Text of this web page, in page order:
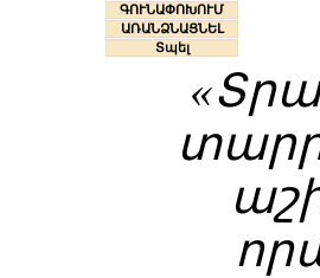
ԳՈՒՆԱՓՈԽՈՒՄ
ԱՌԱՆՁՆԱՑՆԵԼ
Տպել